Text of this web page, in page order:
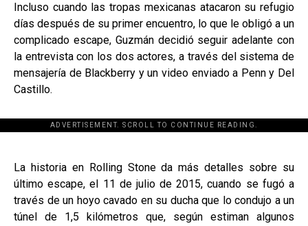
Incluso cuando las tropas mexicanas atacaron su refugio
días después de su primer encuentro, lo que le obligó a un
complicado escape, Guzmán decidió seguir adelante con
la entrevista con los dos actores, a través del sistema de
mensajería de Blackberry y un video enviado a Penn y Del
Castillo.
ADVERTISEMENT. SCROLL TO CONTINUE READING.
[adsforwp id="243463"]
La historia en Rolling Stone da más detalles sobre su
último escape, el 11 de julio de 2015, cuando se fugó a
través de un hoyo cavado en su ducha que lo condujo a un
túnel de 1,5 kilómetros que, según estiman algunos